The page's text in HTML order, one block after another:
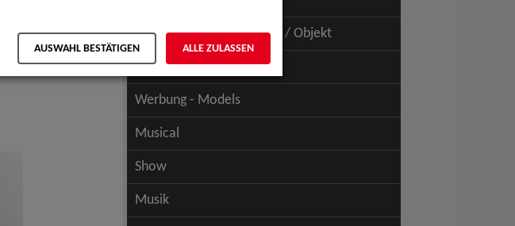
Schauspiel - Figur / Puppe / Objekt
Werbung - Talents
Werbung - Models
Musical
Show
Musik
AUSWAHL BESTÄTIGEN ALLE ZULASSEN